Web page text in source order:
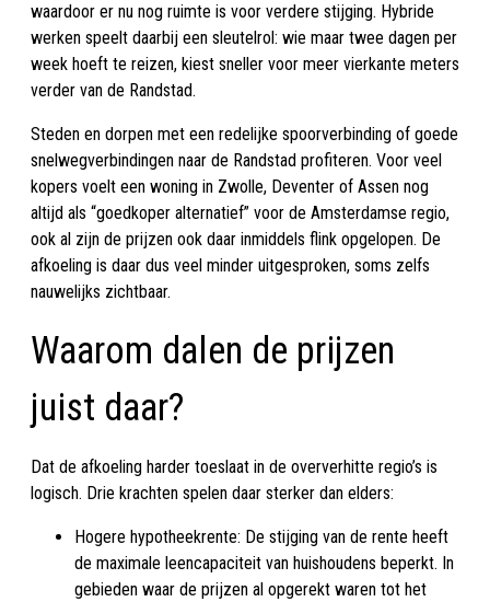
waardoor er nu nog ruimte is voor verdere stijging. Hybride
werken speelt daarbij een sleutelrol: wie maar twee dagen per
week hoeft te reizen, kiest sneller voor meer vierkante meters
verder van de Randstad.
Steden en dorpen met een redelijke spoorverbinding of goede
snelwegverbindingen naar de Randstad profiteren. Voor veel
kopers voelt een woning in Zwolle, Deventer of Assen nog
altijd als “goedkoper alternatief” voor de Amsterdamse regio,
ook al zijn de prijzen ook daar inmiddels flink opgelopen. De
afkoeling is daar dus veel minder uitgesproken, soms zelfs
nauwelijks zichtbaar.
Waarom dalen de prijzen
juist daar?
Dat de afkoeling harder toeslaat in de oververhitte regio’s is
logisch. Drie krachten spelen daar sterker dan elders:
Hogere hypotheekrente: De stijging van de rente heeft
de maximale leencapaciteit van huishoudens beperkt. In
gebieden waar de prijzen al opgerekt waren tot het